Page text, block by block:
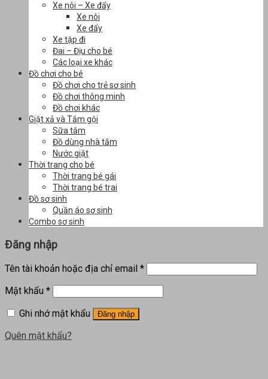
Xe nôi – Xe đẩy
Xe nôi
Xe đẩy
Xe tập đi
Đai – Địu cho bé
Các loại xe khác
Đồ chơi cho bé
Đồ chơi cho trẻ sơ sinh
Đồ chơi thông minh
Đồ chơi khác
Giặt xả và Tắm gội
Sữa tắm
Đồ dùng nhà tắm
Nước giặt
Thời trang cho bé
Thời trang bé gái
Thời trang bé trai
Đồ sơ sinh
Quần áo sơ sinh
Combo sơ sinh
Đăng nhập
Tên tài khoản hoặc địa chỉ email *
Mật khẩu *
Ghi nhớ mật khẩu
Đăng nhập
Quên mật khẩu?